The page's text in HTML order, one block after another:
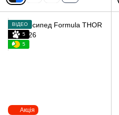
Акція
ВІДЕО
5
5